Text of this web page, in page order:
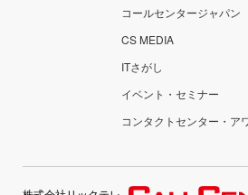
コールセンタージャパン
CS MEDIA
ITさがし
イベント・セミナー
コンタクトセンター・ア